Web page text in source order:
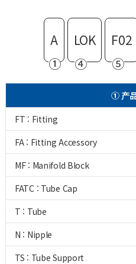
A
①
LOK
④
F02
⑤
① 产
FT : Fitting
FA : Fitting Accessory
MF : Manifold Block
FATC : Tube Cap
T : Tube
N : Nipple
TS : Tube Support